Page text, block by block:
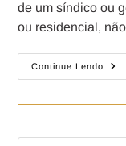
de um síndico ou
ou residencial,
Continue Lendo